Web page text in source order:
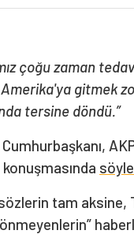
çoğu zaman
gitmek
tersine döndü.”
konuşmasında
tam aksine,